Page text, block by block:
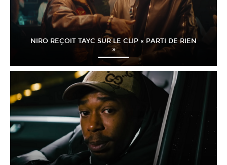
NIRO REÇOIT TAYC SUR LE CLIP « PARTI DE RIEN
»